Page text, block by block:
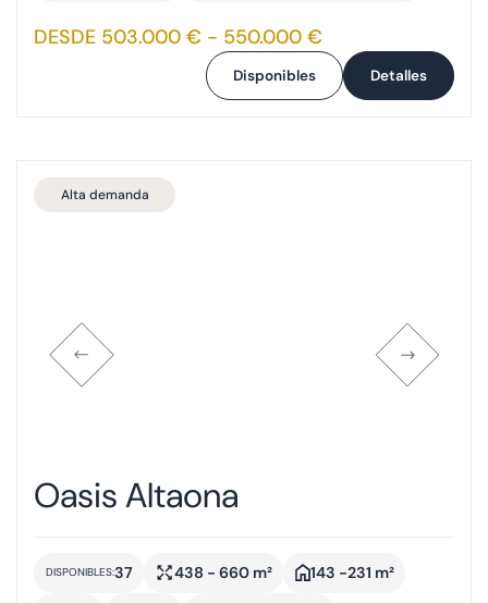
DESDE 503.000 € - 550.000 €
Disponibles Detalles
Alta demanda
Oasis Altaona
DISPONIBLES:37 438 - 660 m² 143 -231 m²